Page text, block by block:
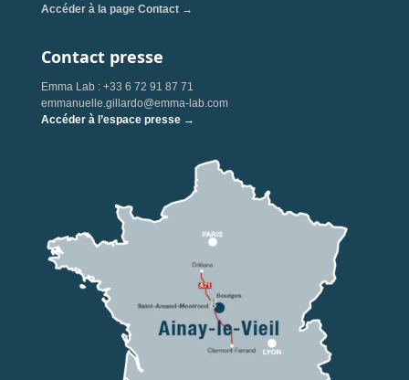
Accéder à la page Contact →
Contact presse
Emma Lab : +33 6 72 91 87 71
emmanuelle.gillardo@emma-lab.com
Accéder à l’espace presse →